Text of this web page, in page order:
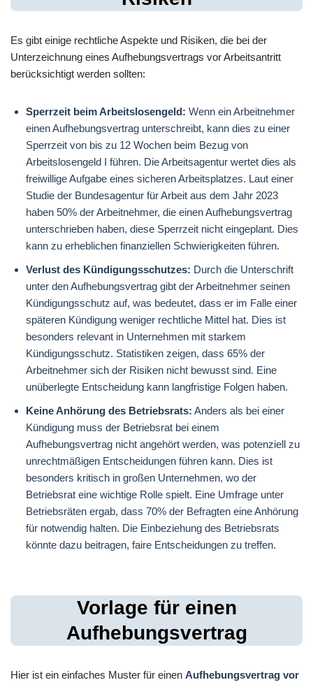
Es gibt einige rechtliche Aspekte und Risiken, die bei der
Unterzeichnung eines Aufhebungsvertrags vor Arbeitsantritt
berücksichtigt werden sollten:
Sperrzeit beim Arbeitslosengeld: Wenn ein Arbeitnehmer
einen Aufhebungsvertrag unterschreibt, kann dies zu einer
Sperrzeit von bis zu 12 Wochen beim Bezug von
Arbeitslosengeld I führen. Die Arbeitsagentur wertet dies als
freiwillige Aufgabe eines sicheren Arbeitsplatzes. Laut einer
Studie der Bundesagentur für Arbeit aus dem Jahr 2023
haben 50% der Arbeitnehmer, die einen Aufhebungsvertrag
unterschrieben haben, diese Sperrzeit nicht eingeplant. Dies
kann zu erheblichen finanziellen Schwierigkeiten führen.
Verlust des Kündigungsschutzes: Durch die Unterschrift
unter den Aufhebungsvertrag gibt der Arbeitnehmer seinen
Kündigungsschutz auf, was bedeutet, dass er im Falle einer
späteren Kündigung weniger rechtliche Mittel hat. Dies ist
besonders relevant in Unternehmen mit starkem
Kündigungsschutz. Statistiken zeigen, dass 65% der
Arbeitnehmer sich der Risiken nicht bewusst sind. Eine
unüberlegte Entscheidung kann langfristige Folgen haben.
Keine Anhörung des Betriebsrats: Anders als bei einer
Kündigung muss der Betriebsrat bei einem
Aufhebungsvertrag nicht angehört werden, was potenziell zu
unrechtmäßigen Entscheidungen führen kann. Dies ist
besonders kritisch in großen Unternehmen, wo der
Betriebsrat eine wichtige Rolle spielt. Eine Umfrage unter
Betriebsräten ergab, dass 70% der Befragten eine Anhörung
für notwendig halten. Die Einbeziehung des Betriebsrats
könnte dazu beitragen, faire Entscheidungen zu treffen.
Vorlage für einen
Aufhebungsvertrag
Hier ist ein einfaches Muster für einen Aufhebungsvertrag vor